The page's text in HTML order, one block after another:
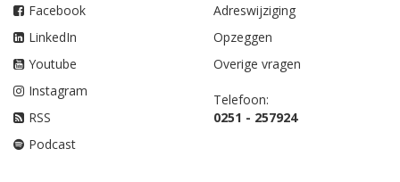
Facebook
LinkedIn
Youtube
Instagram
RSS
Podcast
Adreswijziging
Opzeggen
Overige vragen
Telefoon:
0251 - 257924